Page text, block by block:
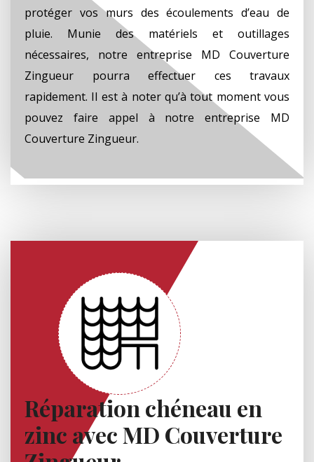
protéger vos murs des écoulements d’eau de
pluie. Munie des matériels et outillages
nécessaires, notre entreprise MD Couverture
Zingueur pourra effectuer ces travaux
rapidement. Il est à noter qu’à tout moment vous
pouvez faire appel à notre entreprise MD
Couverture Zingueur.
Réparation chéneau en
zinc avec MD Couverture